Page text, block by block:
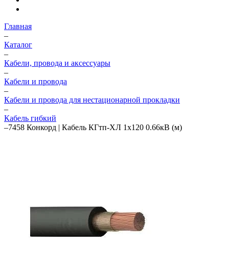
Главная
–
Каталог
–
Кабели, провода и аксессуары
–
Кабели и провода
–
Кабели и провода для нестационарной прокладки
–
Кабель гибкий
–7458 Конкорд | Кабель КГтп-ХЛ 1х120 0.66кВ (м)